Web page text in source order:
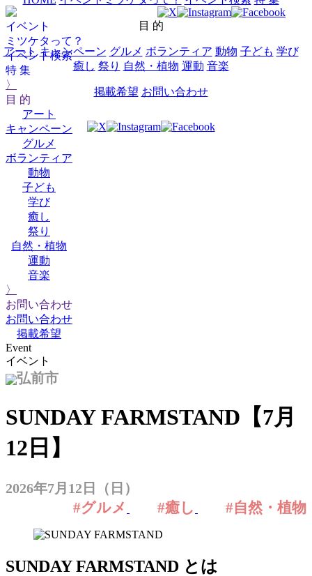
イベント
ミツケタって？
イベント検索
特 集
〉
目 的
アート
キャンペーン
グルメ
ボランティア
動物
子ども
学び
癒し
祭り
自然・植物
運動
音楽
〉
お問い合わせ
お問い合わせ
掲載希望
目 的
アート キャンペーン グルメ ボランティア 動物 子ども 学び
癒し 祭り 自然・植物 運動 音楽
掲載希望 お問い合わせ
Event
イベント
弘前市
SUNDAY FARMSTAND【7月
12日】
2026年7月12日（日）
#グルメ #癒し #自然・植物
SUNDAY FARMSTAND とは